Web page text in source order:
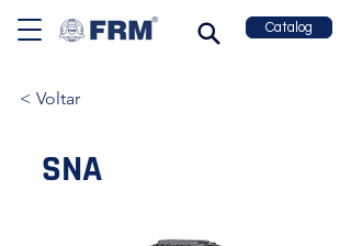
Catalog
< Voltar
SNA